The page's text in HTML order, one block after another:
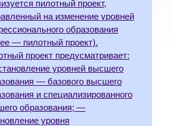
пилотный проект,
на изменение уровней
образования
— пилотный проект).
проект предусматривает:
уровней высшего
— базового высшего
и специализированного
образования; —
уровня